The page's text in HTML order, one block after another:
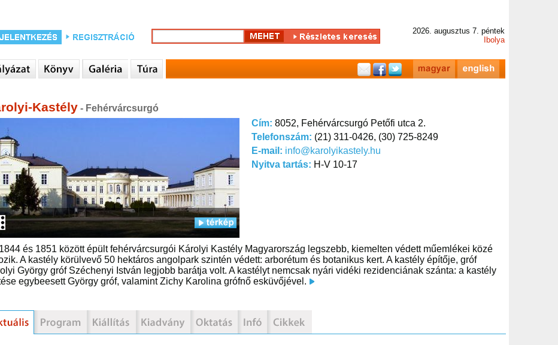
2026. augusztus 7. péntek
Ibolya
Kastély - Fehérvárcsurgó
Cím: 8052, Fehérvárcsurgó Petőfi utca 2.
Telefonszám: (21) 311-0426, (30) 725-8249
E-mail: info@karolyikastely.hu
Nyitva tartás: H-V 10-17
és 1851 között épült fehérvárcsurgói Károlyi Kastély Magyarország legszebb, kiemelten védett műemlékei közé
A kastély körülvevő 50 hektáros angolpark szintén védett: arborétum és botanikus kert. A kastély építője, gróf
György gróf Széchenyi István legjobb barátja volt. A kastélyt nemcsak nyári vidéki rezidenciának szánta: a kastély
egybeesett György gróf, valamint Zichy Karolina grófnő esküvőjével.